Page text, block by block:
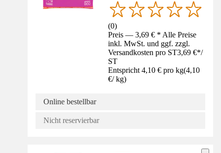
(0)
Preis — 3,69 € * Alle Preise
inkl. MwSt. und ggf. zzgl.
Versandkosten pro ST3,69 €*/
ST
Entspricht 4,10 € pro kg(4,10
€/ kg)
Online bestellbar
Nicht reservierbar